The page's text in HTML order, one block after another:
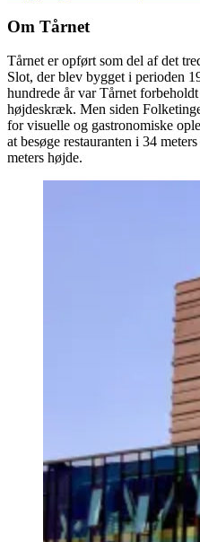
Om Tårnet
Tårnet er opført som del af det
Slot, der blev bygget i perioden
hundrede år var Tårnet
højdeskræk. Men siden
for visuelle og gastronomiske
at besøge restauranten i 34
meters højde.